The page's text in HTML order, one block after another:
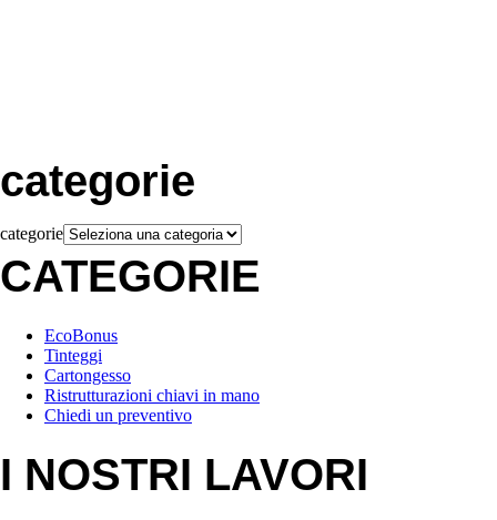
categorie
categorie
CATEGORIE
EcoBonus
Tinteggi
Cartongesso
Ristrutturazioni chiavi in mano
Chiedi un preventivo
I NOSTRI LAVORI